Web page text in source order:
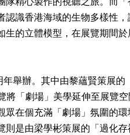
識香港海域的生物多樣性，
的立體模型，在展覽期間
年舉辦。其中由黎蘊賢策展的
將「劇場」美學延伸至展覽
眾在個充滿「劇場」氛圍的
是由梁學彬策展的「過化